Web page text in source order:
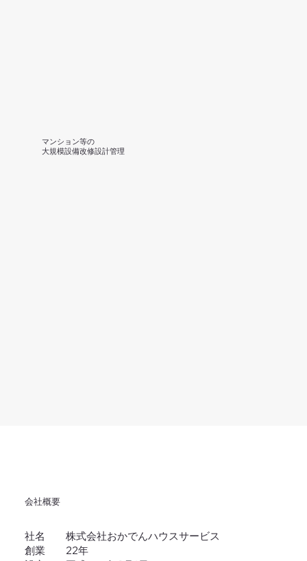
社名 株式会社おかでんハウスサービス
創業 22年
会社概要
マンション等の
​大規模設備改修設計管理